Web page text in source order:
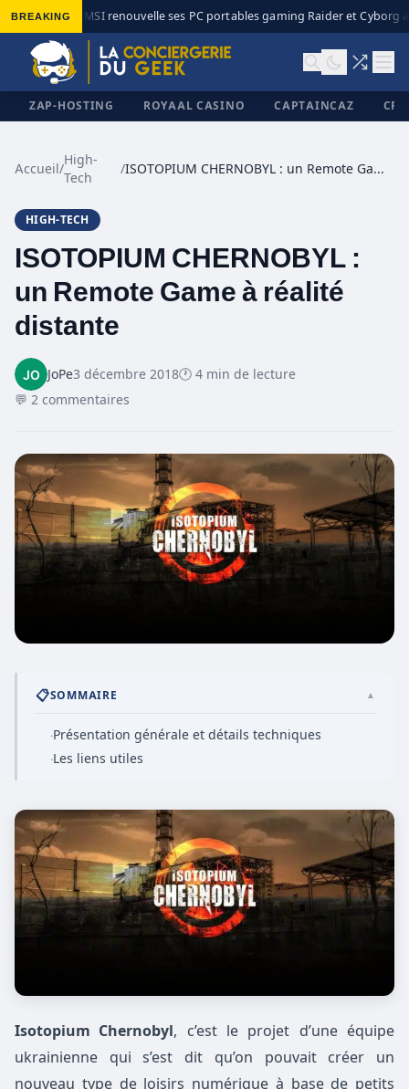
BREAKING
◆ MSI renouvelle ses PC portables gaming Raider et Cyborg
ZAP-HOSTING ROYAAL CASINO CAPTAINCAZ
Accueil/
High-
Tech
/ ISOTOPIUM CHERNOBYL : un Remote Game à réalité distante
HIGH-TECH
ISOTOPIUM CHERNOBYL :
un Remote Game à réalité
distante
JoPe3 décembre 2018🕐 4 min de lecture
💬 2 commentaires
📋SOMMAIRE ▲
·Présentation générale et détails techniques
·Les liens utiles
Isotopium Chernobyl, c’est le projet d’une équipe
ukrainienne qui s’est dit qu’on pouvait créer un
nouveau type de loisirs numérique à base de petits